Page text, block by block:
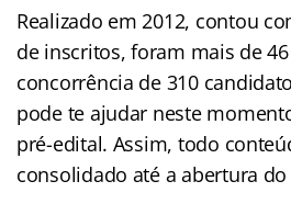
Realizado em 2012, contou
de inscritos, foram mais de
concorrência de 310
pode te ajudar neste
pré-edital. Assim, todo
consolidado até a abertura